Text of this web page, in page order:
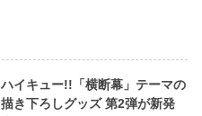
ハイキュー!!「横断幕」テーマの
描き下ろしグッズ 第2弾が新発